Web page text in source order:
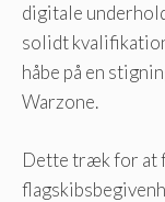
digitale
solidt
håbe på en
Warzone.
Dette træk for at